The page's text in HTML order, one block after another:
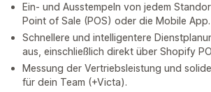
Ein- und Ausstempeln von jedem
Point of Sale (POS) oder die Mobile App.
Schnellere und intelligentere
aus, einschließlich direkt über Shopify
Messung der Vertriebsleistung und
für dein Team (+Victa).